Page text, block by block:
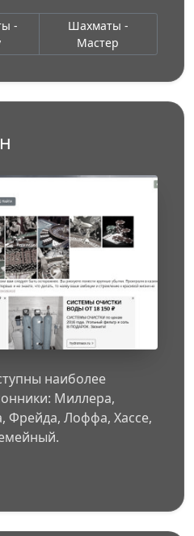
-
Шахматы -
Мастер
наиболее
Миллера,
Фрейда, Лоффа, Хассе,